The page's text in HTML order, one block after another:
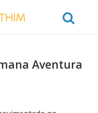
Aventura